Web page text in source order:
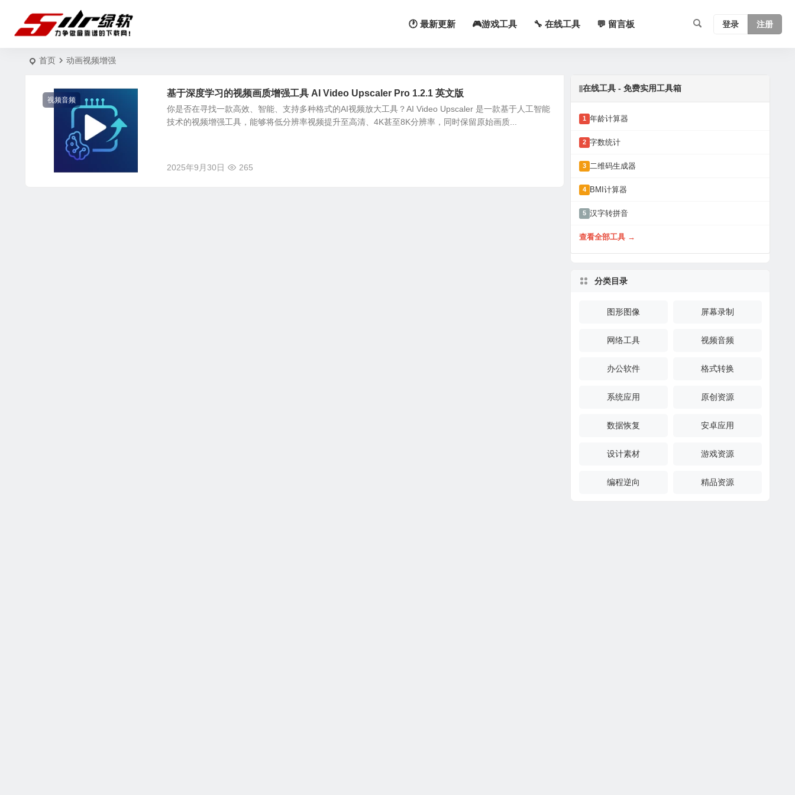
🕐 最新更新 🎮游戏工具 🔧 在线工具 💬 留言板 登录 注册
首页 动画视频增强
视频音频
基于深度学习的视频画质增强工具 AI Video Upscaler Pro 1.2.1 英文版
你是否在寻找一款高效、智能、支持多种格式的AI视频放大工具？AI Video Upscaler 是一款基于人工智能
技术的视频增强工具，能够将低分辨率视频提升至高清、4K甚至8K分辨率，同时保留原始画质...
2025年9月30日 265
在线工具 - 免费实用工具箱
1 年龄计算器
2 字数统计
3 二维码生成器
4 BMI计算器
5 汉字转拼音
查看全部工具 →
分类目录
图形图像 屏幕录制
网络工具 视频音频
办公软件 格式转换
系统应用 原创资源
数据恢复 安卓应用
设计素材 游戏资源
编程逆向 精品资源